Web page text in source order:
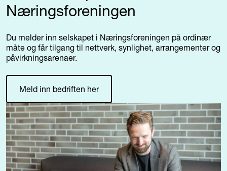
Næringsforeningen
Du melder inn selskapet i Næringsforeningen på ordinær
måte og får tilgang til nettverk, synlighet, arrangementer og
påvirkningsarenaer.
Meld inn bedriften her